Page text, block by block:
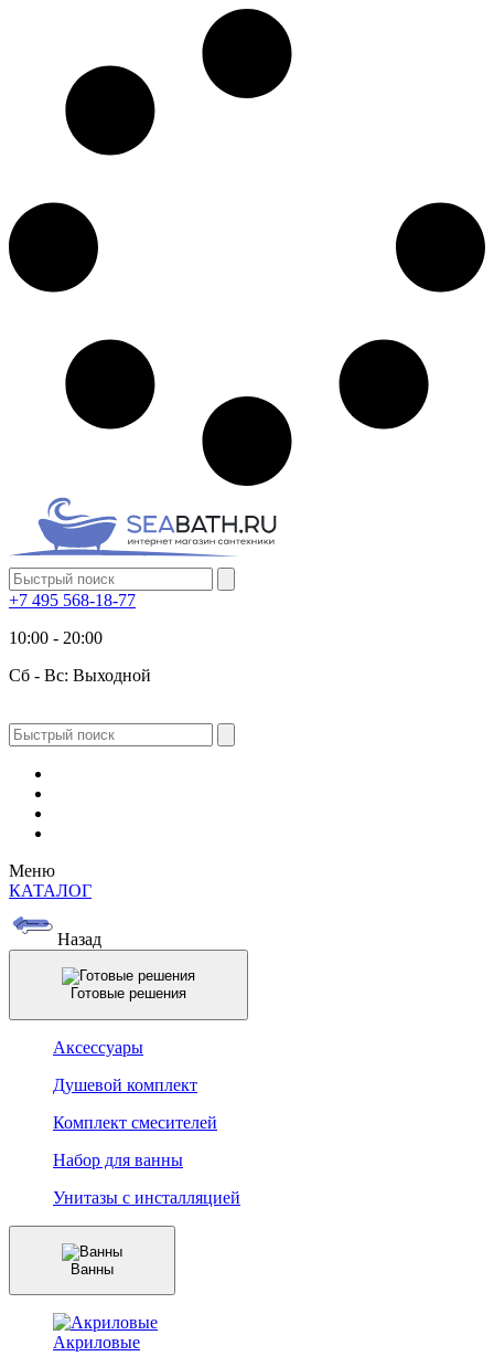
+7 495 568-18-77
10:00 - 20:00
Сб - Вс: Выходной
Меню
КАТАЛОГ
Назад
Готовые решения
Аксессуары
Душевой комплект
Комплект смесителей
Набор для ванны
Унитазы с инсталляцией
Ванны
Акриловые